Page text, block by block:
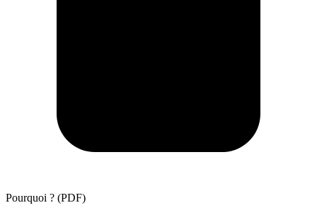
Pourquoi ? (PDF)